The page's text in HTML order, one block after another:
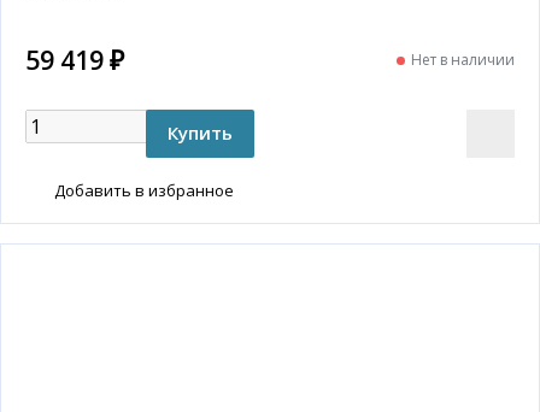
59 419 ₽ Нет в наличии
Добавить в избранное